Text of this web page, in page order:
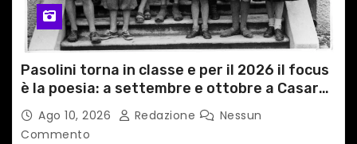
Pasolini torna in classe e per il 2026 il focus
è la poesia: a settembre e ottobre a Casarsa
(Pn) l’originale percorso per docenti delle
scuole medie e superiori
Ago 10, 2026 Redazione
Nessun
Commento